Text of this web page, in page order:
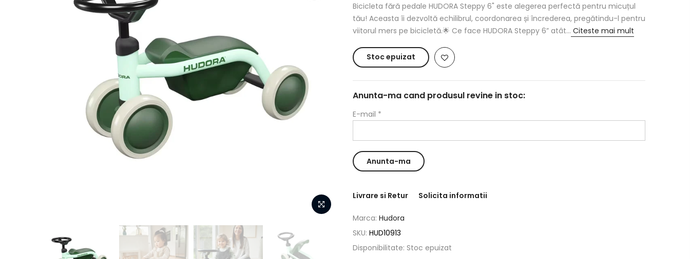
Bicicleta fără pedale HUDORA Steppy 6" este alegerea perfectă pentru micuțul
tău! Aceasta îi dezvoltă echilibrul, coordonarea și încrederea, pregătindu-l pentru
viitorul mers pe bicicletă.🌟 Ce face HUDORA Steppy 6” atât... Citeste mai mult
Stoc epuizat
Anunta-ma cand produsul revine in stoc:
E-mail *
Livrare si Retur Solicita informatii
Marca: Hudora
SKU: HUD10913
Disponibilitate: Stoc epuizat